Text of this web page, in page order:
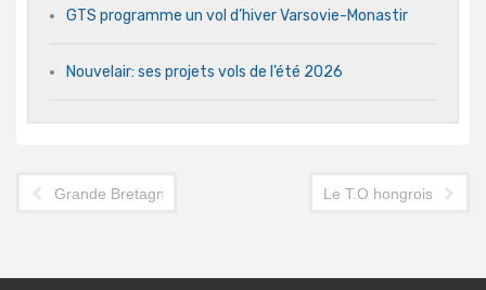
GTS programme un vol d’hiver Varsovie-Monastir
Nouvelair: ses projets vols de l’été 2026
Grande Bretagne: au tour de Thomas Cook de lâcher la
Le T.O hongrois